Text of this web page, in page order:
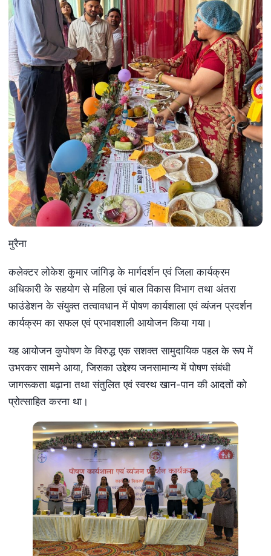
मुरैना
कलेक्टर लोकेश कुमार जांगिड़ के मार्गदर्शन एवं जिला कार्यक्रम
अधिकारी के सहयोग से महिला एवं बाल विकास विभाग तथा अंतरा
फाउंडेशन के संयुक्त तत्वावधान में पोषण कार्यशाला एवं व्यंजन प्रदर्शन
कार्यक्रम का सफल एवं प्रभावशाली आयोजन किया गया।
यह आयोजन कुपोषण के विरुद्ध एक सशक्त सामुदायिक पहल के रूप में
उभरकर सामने आया, जिसका उद्देश्य जनसामान्य में पोषण संबंधी
जागरूकता बढ़ाना तथा संतुलित एवं स्वस्थ खान-पान की आदतों को
प्रोत्साहित करना था।